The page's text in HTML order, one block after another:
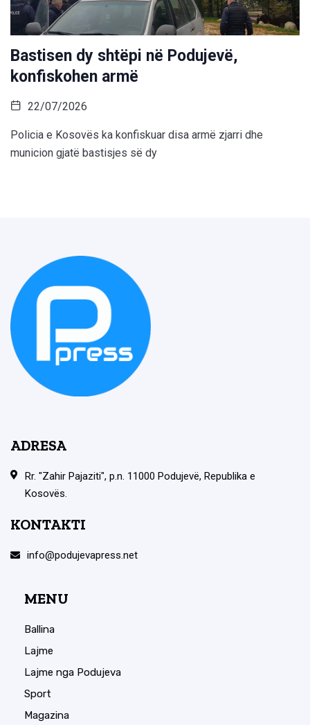
Bastisen dy shtëpi në Podujevë,
konfiskohen armë
22/07/2026
Policia e Kosovës ka konfiskuar disa armë zjarri dhe
municion gjatë bastisjes së dy
ADRESA
Rr. "Zahir Pajaziti", p.n. 11000 Podujevë, Republika e
Kosovës.
KONTAKTI
info@podujevapress.net
MENU
Ballina
Lajme
Lajme nga Podujeva
Sport
Magazina